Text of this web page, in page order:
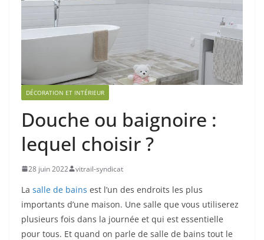
DÉCORATION ET INTÉRIEUR
Douche ou baignoire :
lequel choisir ?
28 juin 2022 vitrail-syndicat
La salle de bains est l’un des endroits les plus
importants d’une maison. Une salle que vous utiliserez
plusieurs fois dans la journée et qui est essentielle
pour tous. Et quand on parle de salle de bains tout le